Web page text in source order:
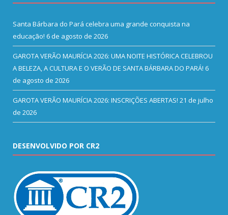
Santa Bárbara do Pará celebra uma grande conquista na
educação! 6 de agosto de 2026
GAROTA VERÃO MAURÍCIA 2026: UMA NOITE HISTÓRICA CELEBROU
A BELEZA, A CULTURA E O VERÃO DE SANTA BÁRBARA DO PARÁ! 6
de agosto de 2026
GAROTA VERÃO MAURÍCIA 2026: INSCRIÇÕES ABERTAS! 21 de julho
de 2026
DESENVOLVIDO POR CR2